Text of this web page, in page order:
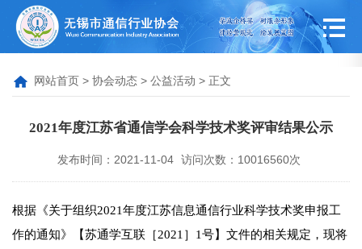
网站首页 > 协会动态 > 公益活动 > 正文
2021年度江苏省通信学会科学技术奖评审结果公示
发布时间：2021-11-04 访问次数：10016560次
根据《关于组织2021年度江苏信息通信行业科学技术奖申报工
作的通知》【苏通学互联［2021］1号】文件的相关规定，现将